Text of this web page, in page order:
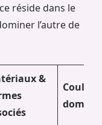
réside dans le
l’autre de
&